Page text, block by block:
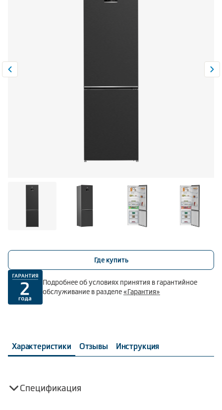
Где купить
Подробнее об условиях принятия в гарантийное
обслуживание в разделе«Гарантия»
Характеристики Отзывы Инструкция
Спецификация